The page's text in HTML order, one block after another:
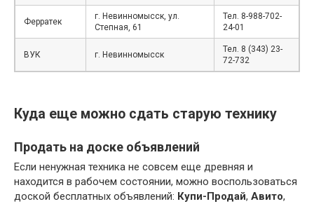
Ферратек
г. Невинномысск, ул.
Степная, 61
Тел. 8-988-702-
24-01
ВУК г. Невинномысск
Тел. 8 (343) 23-
72-732
Куда еще можно сдать старую технику
Продать на доске объявлений
Если ненужная техника не совсем еще древняя и
находится в рабочем состоянии, можно воспользоваться
доской бесплатных объявлений: Купи-Продай, Авито,